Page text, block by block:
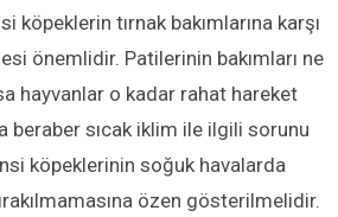
köpeklerin tırnak bakımlarına karşı
önemlidir. Patilerinin bakımları ne
hayvanlar o kadar rahat hareket
beraber sıcak iklim ile ilgili sorunu
köpeklerinin soğuk havalarda
özen gösterilmelidir.